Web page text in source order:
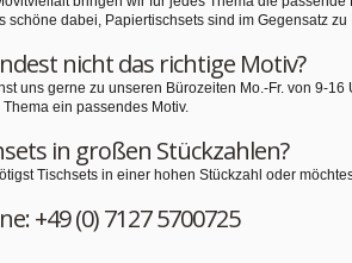
schöne dabei, Papiertischsets sind im Gegensatz zu
nicht das richtige Motiv?
uns gerne zu unseren Bürozeiten Mo.-Fr. von 9-16
ein passendes Motiv.
in großen Stückzahlen?
Tischsets in einer hohen Stückzahl oder
+49 (0) 7127 5700725